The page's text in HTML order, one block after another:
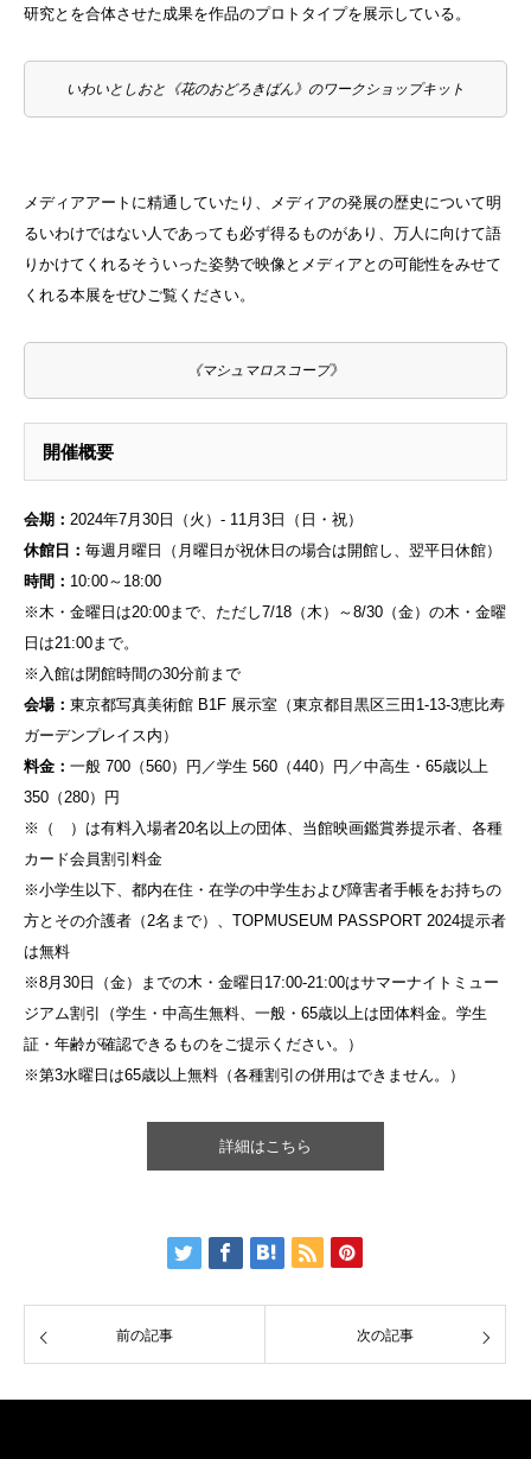
研究とを合体させた成果を作品のプロトタイプを展示している。
いわいとしおと《花のおどろきばん》のワークショップキット
メディアアートに精通していたり、メディアの発展の歴史について明
るいわけではない人であっても必ず得るものがあり、万人に向けて語
りかけてくれるそういった姿勢で映像とメディアとの可能性をみせて
くれる本展をぜひご覧ください。
《マシュマロスコープ》
開催概要
会期： 2024年7月30日（火）- 11月3日（日・祝）
休館日： 毎週月曜日（月曜日が祝休日の場合は開館し、翌平日休館）
時間： 10:00～18:00
※木・金曜日は20:00まで、ただし7/18（木）～8/30（金）の木・金曜
日は21:00まで。
※入館は閉館時間の30分前まで
会場： 東京都写真美術館 B1F 展示室（東京都目黒区三田1-13-3恵比寿
ガーデンプレイス内）
料金： 一般 700（560）円／学生 560（440）円／中高生・65歳以上
350（280）円
※（ ）は有料入場者20名以上の団体、当館映画鑑賞券提示者、各種
カード会員割引料金
※小学生以下、都内在住・在学の中学生および障害者手帳をお持ちの
方とその介護者（2名まで）、TOPMUSEUM PASSPORT 2024提示者
は無料
※8月30日（金）までの木・金曜日17:00-21:00はサマーナイトミュー
ジアム割引（学生・中高生無料、一般・65歳以上は団体料金。学生
証・年齢が確認できるものをご提示ください。）
※第3水曜日は65歳以上無料（各種割引の併用はできません。）
詳細はこちら
前の記事 次の記事